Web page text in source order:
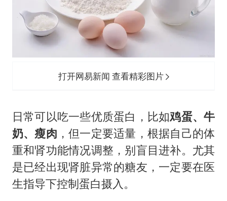
打开网易新闻 查看精彩图片
日常可以吃一些优质蛋白，比如鸡蛋、牛
奶、瘦肉 ，但一定要适量，根据自己的体
重和肾功能情况调整，别盲目进补。尤其
是已经出现肾脏异常的糖友，一定要在医
生指导下控制蛋白摄入。